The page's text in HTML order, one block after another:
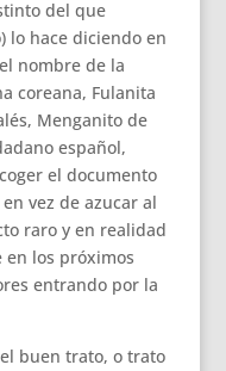
del que
lo hace diciendo en
nombre de la
coreana, Fulanita
Menganito de
español,
el documento
vez de azucar al
raro y en realidad
los próximos
entrando por la
buen trato, o trato